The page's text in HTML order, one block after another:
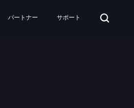
パートナー サポート